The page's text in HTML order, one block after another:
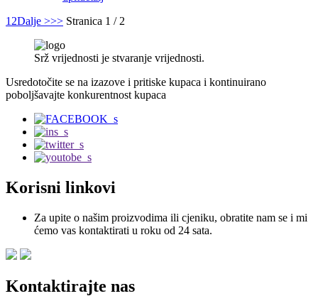
1 2Dalje >>> Stranica 1 / 2
Srž vrijednosti je stvaranje vrijednosti.
Usredotočite se na izazove i pritiske kupaca i kontinuirano
poboljšavajte konkurentnost kupaca
Korisni linkovi
Za upite o našim proizvodima ili cjeniku, obratite nam se i mi
ćemo vas kontaktirati u roku od 24 sata.
Kontaktirajte nas